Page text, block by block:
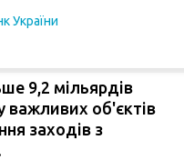
України
9,2 мільярдів
важливих об'єктів
заходів з